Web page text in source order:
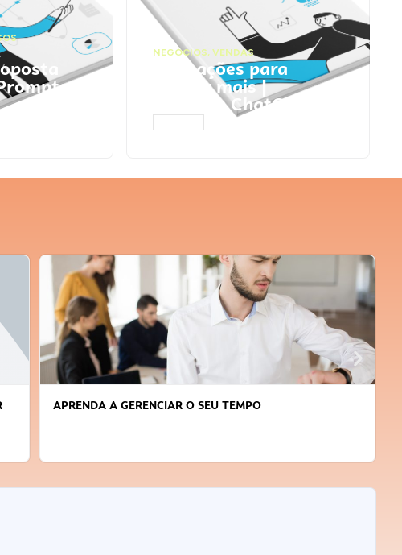
NEGÓCIOS, VENDAS
Faça ações para
vender mais |
Prompts ChatGPT
APRENDA A GERENCIAR O SEU TEMPO